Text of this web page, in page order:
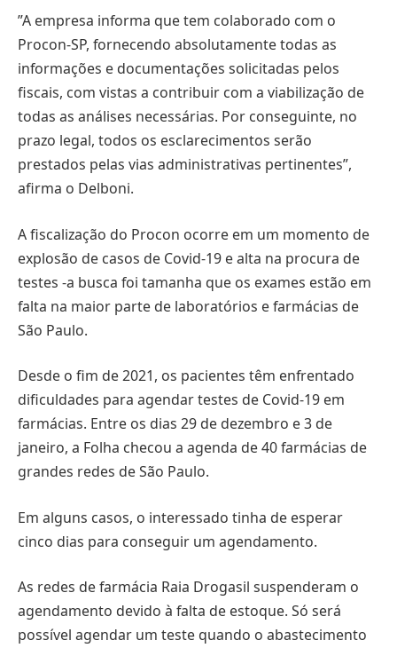
​”A empresa informa que tem colaborado com o
Procon-SP, fornecendo absolutamente todas as
informações e documentações solicitadas pelos
fiscais, com vistas a contribuir com a viabilização de
todas as análises necessárias. Por conseguinte, no
prazo legal, todos os esclarecimentos serão
prestados pelas vias administrativas pertinentes”,
afirma o Delboni.
A fiscalização do Procon ocorre em um momento de
explosão de casos de Covid-19 e alta na procura de
testes -a busca foi tamanha que os exames estão em
falta na maior parte de laboratórios e farmácias de
São Paulo.
Desde o fim de 2021, os pacientes têm enfrentado
dificuldades para agendar testes de Covid-19 em
farmácias. Entre os dias 29 de dezembro e 3 de
janeiro, a Folha checou a agenda de 40 farmácias de
grandes redes de São Paulo.
Em alguns casos, o interessado tinha de esperar
cinco dias para conseguir um agendamento.
As redes de farmácia Raia Drogasil suspenderam o
agendamento devido à falta de estoque. Só será
possível agendar um teste quando o abastecimento